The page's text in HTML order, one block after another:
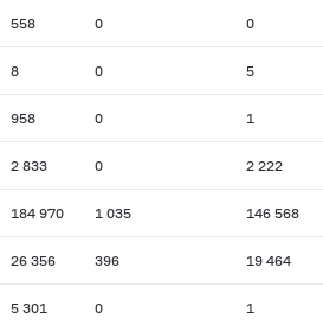
558 0 0
8 0 5
958 0 1
2 833 0 2 222
184 970 1 035 146 568
26 356 396 19 464
5 301 0 1